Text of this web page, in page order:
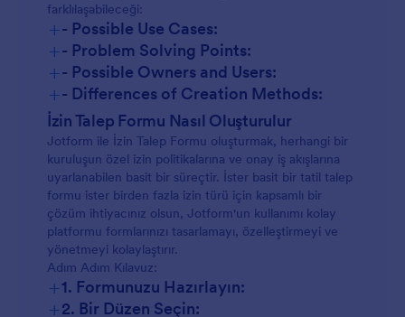
farklılaşabileceği:
+- Possible Use Cases:
+- Problem Solving Points:
+- Possible Owners and Users:
+- Differences of Creation Methods:
İzin Talep Formu Nasıl Oluşturulur
Jotform ile İzin Talep Formu oluşturmak, herhangi bir
kuruluşun özel izin politikalarına ve onay iş akışlarına
uyarlanabilen basit bir süreçtir. İster basit bir tatil talep
formu ister birden fazla izin türü için kapsamlı bir
çözüm ihtiyacınız olsun, Jotform'un kullanımı kolay
platformu formlarınızı tasarlamayı, özelleştirmeyi ve
yönetmeyi kolaylaştırır.
Adım Adım Kılavuz:
+1. Formunuzu Hazırlayın:
+2. Bir Düzen Seçin: